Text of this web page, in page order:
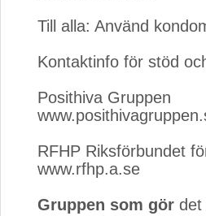
Till alla: Använd
Kontaktinfo för stöd
Posithiva Gruppen
RFHP Riksförbundet
www.rfhp.a.se
Gruppen som gör det